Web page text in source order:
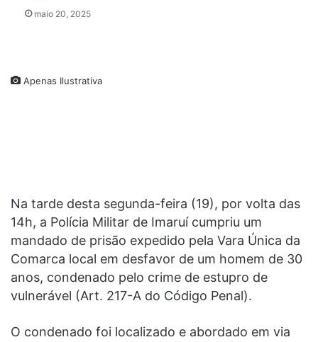
maio 20, 2025
Apenas Ilustrativa
Na tarde desta segunda-feira (19), por volta das
14h, a Polícia Militar de Imaruí cumpriu um
mandado de prisão expedido pela Vara Única da
Comarca local em desfavor de um homem de 30
anos, condenado pelo crime de estupro de
vulnerável (Art. 217-A do Código Penal).
O condenado foi localizado e abordado em via